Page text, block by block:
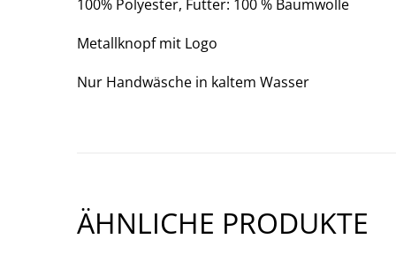
100% Polyester, Futter: 100 % Baumwolle
Metallknopf mit Logo
Nur Handwäsche in kaltem Wasser
ÄHNLICHE PRODUKTE